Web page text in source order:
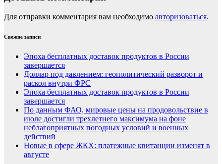
Для отправки комментария вам необходимо авторизоваться.
Свежие записи
Эпоха бесплатных доставок продуктов в России
завершается
Доллар под давлением: геополитический разворот и
раскол внутри ФРС
Эпоха бесплатных доставок продуктов в России
завершается
По данным ФАО, мировые цены на продовольствие в
июле достигли трехлетнего максимума на фоне
неблагоприятных погодных условий и военных
действий
Новые в сфере ЖКХ: платежные квитанции изменят в
августе